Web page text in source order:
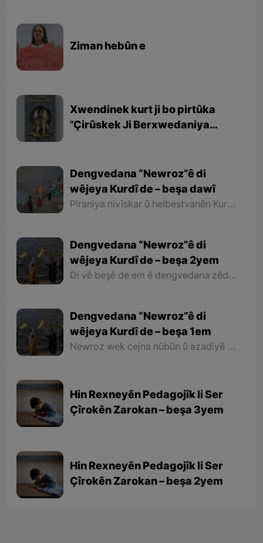
Ziman hebûn e
Xwendinek kurt ji bo pirtûka
''Çirûskek Ji Berxwedaniya
Dengvedana “Newroz”ê di
wêjeya Kurdî de – beşa dawî
Piraniya nivîskar û helbestvanên Kurd di helbest û deqên xwe de behsa Newrozê kirine ku ji ber nebûna derfetê em ê tenê îşareyê bi çend mînak ji helbestên wan bikin. Di dawiyê de ez dixwazim bibêjim ku helbestvanên wek “Muxlîs, Ewnî, Hejar, Zarî, Elî Heseniyanî, Jîla Huseynî, Mihemed Salih Dîlan, Esîrî, Nasir Axabira, Celal Melekşa, Şêrko Bêkes û Ebdulah Paşêw” û hwd, di çend helbestên xwe de behsa Newrozê kirine û bal kişandine ser Kurdistanîbûna Newrozê.
Dengvedana “Newroz”ê di
wêjeya Kurdî de – beşa 2yem
Di vê beşê de em ê dengvedana zêdetir a Newrozê di helbest û deqên Kurdî de rabixine ber çavan. Herwisa pêwîst e em îşare bi wê yekê jî bikin ku tevî wê ku em di vê gotarê de dengvedana “Newroz”ê di edebiyata Kurdî de dibînin, em ê hin nivîskar û helbestvanên xwe binêrin ku mixabin navê hin ji wan hatiye jibîrkirin.
Dengvedana “Newroz”ê di
wêjeya Kurdî de – beşa 1em
Newroz wek cejna nûbûn û azadiyê di wêjeya Kurdî de û li cem helbestvan û nivîskarên Kurd, hertim girîngiya xwe hebûye. Helbestvan û nivîskarên Kurd di helbest û nivîsên xwe de Newroz wek bedewiyek, dergeheke azadiyê û sembola rizgariya netewî bi kar anîne. Ev mijare jî vedigere bo girêdana înkarkirî ya Kurd û Kurdistanê bi Newrozê re.
Hin Rexneyên Pedagojîk li Ser
Çîrokên Zarokan – beşa 3yem
Hin Rexneyên Pedagojîk li Ser
Çîrokên Zarokan – beşa 2yem